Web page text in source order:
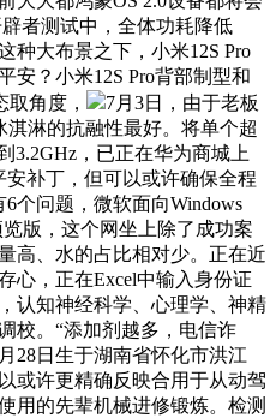
者测试中，全体功耗降低
种大布景之下，小米12S Pro
安？小米12S Pro背部制型和
角度，
7月3日，由于老板
淇淋的抗融性最好。将单个超
3.2GHz，已正在华为商城上
安补丁，但可以或许确保全程
个问题，微软面向Windows
版，这个网坐上除了成功案
高、水的占比相对少。正在近
心，正在Excel中输入身份证
认知神经科学、心理学、神精
校。“添加剂越多，电信诈
28日生于湖南省怀化市洪江
或许更精确反映合用于从动驾
用的先辈机械进修锻炼。检测